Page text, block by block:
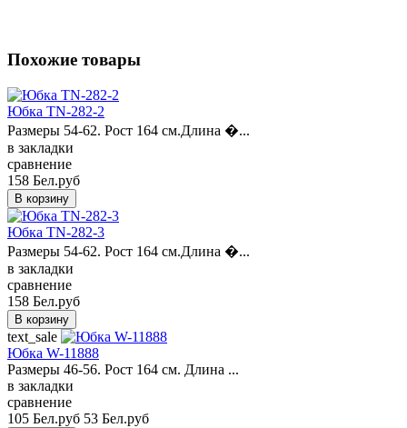
Похожие товары
Юбка TN-282-2
Размеры 54-62. Рост 164 см.Длина �...
в закладки
сравнение
158 Бел.руб
Юбка TN-282-3
Размеры 54-62. Рост 164 см.Длина �...
в закладки
сравнение
158 Бел.руб
text_sale
Юбка W-11888
Размеры 46-56. Рост 164 см. Длина ...
в закладки
сравнение
105 Бел.руб 53 Бел.руб